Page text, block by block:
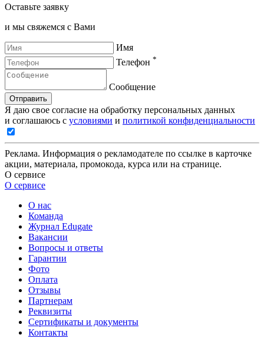
Оставьте заявку
и мы свяжемся с Вами
Имя
Телефон *
Сообщение
Отправить
Я даю свое согласие на обработку персональных данных
и соглашаюсь с условиями и политикой конфиденциальности
Реклама. Информация о рекламодателе по ссылке в карточке
акции, материала, промокода, курса или на странице.
О сервисе
О сервисе
О нас
Команда
Журнал Edugate
Вакансии
Вопросы и ответы
Гарантии
Фото
Оплата
Отзывы
Партнерам
Реквизиты
Сертификаты и документы
Контакты